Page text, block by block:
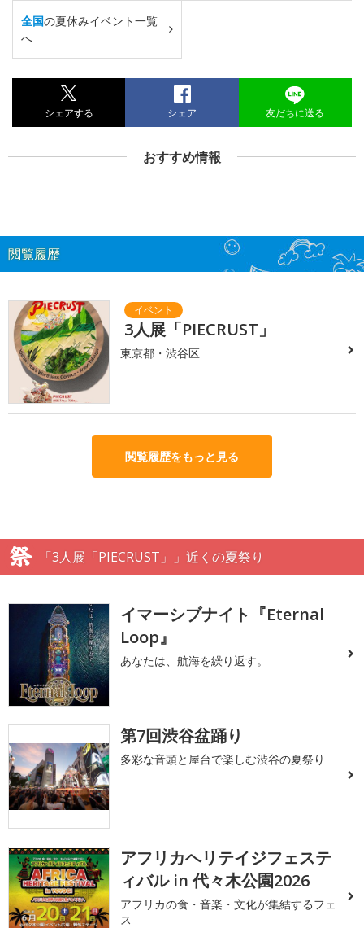
全国の夏休みイベント一覧
へ
シェアする シェア 友だちに送る
おすすめ情報
閲覧履歴
3人展「PIECRUST」
東京都・渋谷区
閲覧履歴をもっと見る
「3人展「PIECRUST」」近くの夏祭り
イマーシブナイト『Eternal
Loop』
あなたは、航海を繰り返す。
第7回渋谷盆踊り
多彩な音頭と屋台で楽しむ渋谷の夏祭り
アフリカヘリテイジフェステ
ィバル in 代々木公園2026
アフリカの食・音楽・文化が集結するフェ
ス